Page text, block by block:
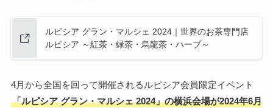
ルピシア グラン・マルシェ 2024｜世界のお茶専門店
ルピシア ～紅茶・緑茶・烏龍茶・ハーブ～
4月から全国を回って開催されるルピシア会員限定イベント
「ルピシア グラン・マルシェ 2024」の横浜会場が2024年6月